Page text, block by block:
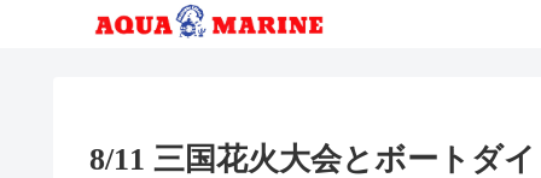
8/11 三国花火大会とボートダ